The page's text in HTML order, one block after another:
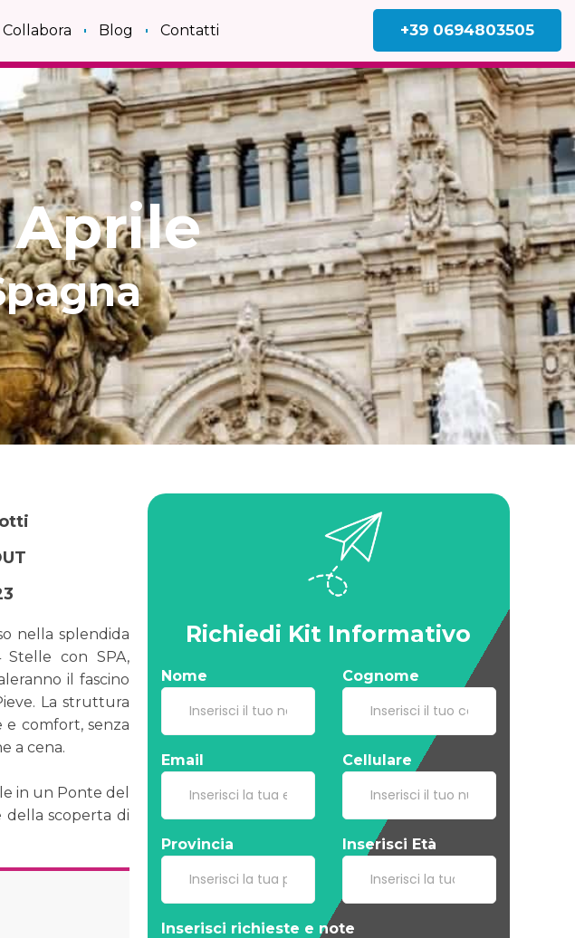
Collabora Blog Contatti +39 0694803505
Aprile
nella splendida
con SPA,
il fascino
La struttura
e comfort, senza
a cena.
in un Ponte del
della scoperta di
Richiedi Kit Informativo
Nome Cognome
Email Cellulare
Provincia Inserisci Età
Inserisci richieste e note